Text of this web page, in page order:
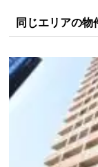
同じエリアの物